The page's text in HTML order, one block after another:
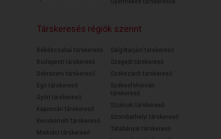
Társkeresés régiók szerint
Békéscsabai társkereső
Budapesti társkereső
Debreceni társkereső
Egri társkereső
Győri társkereső
Kaposvári társkereső
Kecskeméti társkereső
Miskolci társkereső
Salgótarjáni társkereső
Szegedi társkereső
Szekszárdi társkereső
Székesfehérvári
társkereső
Szolnoki társkereső
Szombathelyi társkereső
Tatabányai társkereső